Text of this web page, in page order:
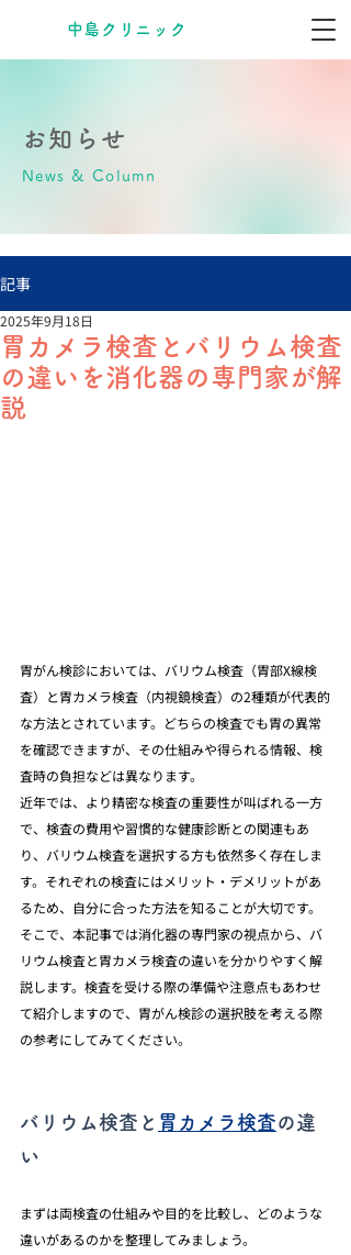
​中島クリニック
お知らせ
News & Column
記事
胃カメラ検査とバリウム検査
の違いを消化器の専門家が解
説
2025年9月18日
胃がん検診においては、バリウム検査（胃部X線検
査）と胃カメラ検査（内視鏡検査）の2種類が代表的
な方法とされています。どちらの検査でも胃の異常
を確認できますが、その仕組みや得られる情報、検
査時の負担などは異なります。
近年では、より精密な検査の重要性が叫ばれる一方
で、検査の費用や習慣的な健康診断との関連もあ
り、バリウム検査を選択する方も依然多く存在しま
す。それぞれの検査にはメリット・デメリットがあ
るため、自分に合った方法を知ることが大切です。
そこで、本記事では消化器の専門家の視点から、バ
リウム検査と胃カメラ検査の違いを分かりやすく解
説します。検査を受ける際の準備や注意点もあわせ
て紹介しますので、胃がん検診の選択肢を考える際
の参考にしてみてください。
バリウム検査と 胃カメラ検査の違
い
まずは両検査の仕組みや目的を比較し、どのような
違いがあるのかを整理してみましょう。